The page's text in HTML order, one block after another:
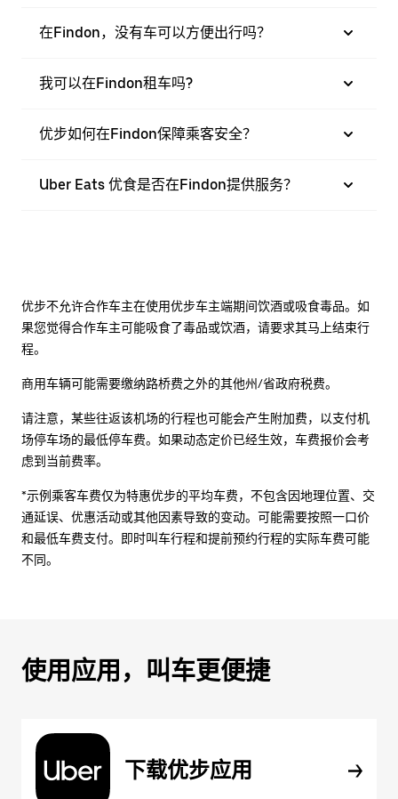
在Findon，没有车可以方便出行吗？
我可以在Findon租车吗?
优步如何在Findon保障乘客安全？
Uber Eats 优食是否在Findon提供服务？
优步不允许合作车主在使用优步车主端期间饮酒或吸食毒品。如
果您觉得合作车主可能吸食了毒品或饮酒，请要求其马上结束行
程。
商用车辆可能需要缴纳路桥费之外的其他州/省政府税费。
请注意，某些往返该机场的行程也可能会产生附加费，以支付机
场停车场的最低停车费。如果动态定价已经生效，车费报价会考
虑到当前费率。
*示例乘客车费仅为特惠优步的平均车费，不包含因地理位置、交
通延误、优惠活动或其他因素导致的变动。可能需要按照一口价
和最低车费支付。即时叫车行程和提前预约行程的实际车费可能
不同。
使用应用，叫车更便捷
下载优步应用